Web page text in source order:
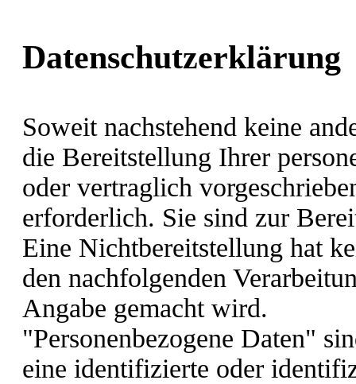
Datenschutzerklärung
Soweit nachstehend keine
die Bereitstellung Ihrer
oder vertraglich
erforderlich. Sie sind zur
Eine Nichtbereitstellung hat
den nachfolgenden
Angabe gemacht wird.
"Personenbezogene Daten"
eine identifizierte oder